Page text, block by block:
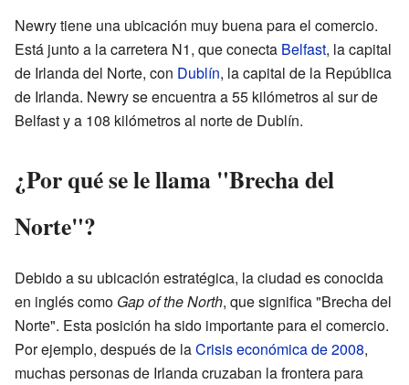
Newry tiene una ubicación muy buena para el comercio.
Está junto a la carretera N1, que conecta Belfast, la capital
de Irlanda del Norte, con Dublín, la capital de la República
de Irlanda. Newry se encuentra a 55 kilómetros al sur de
Belfast y a 108 kilómetros al norte de Dublín.
¿Por qué se le llama "Brecha del
Norte"?
Debido a su ubicación estratégica, la ciudad es conocida
en inglés como Gap of the North, que significa "Brecha del
Norte". Esta posición ha sido importante para el comercio.
Por ejemplo, después de laCrisis económica de 2008,
muchas personas de Irlanda cruzaban la frontera para